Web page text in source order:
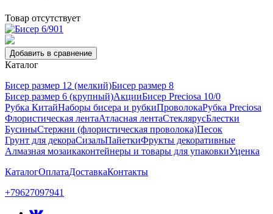
Товар отсутствует
Добавить в сравнение
Каталог
Бисер размер 12 (мелкий)Бисер размер 8
Бисер размер 6 (крупный)АкцииБисер Preciosa 10/0
Рубка КитайНаборы бисера и рубкиПроволокаРубка Preciosa
Флористическая лентаАтласная лентаСтеклярусБлестки
БусиныСтержни (флористическая проволока)Песок
Грунт для декораСизальПайеткиФрукты декоративные
Алмазная мозаикаконтейнеры и товары для упаковкиУценка
КаталогОплатаДоставкаКонтакты
+79627097941